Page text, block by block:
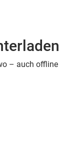
– auch offline